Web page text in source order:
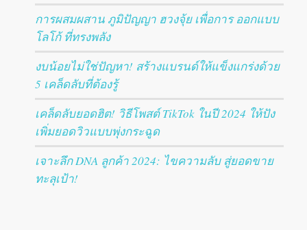
การผสมผสาน ภูมิปัญญา ฮวงจุ้ย เพื่อการ ออกแบบ
โลโก้ ที่ทรงพลัง
งบน้อยไม่ใช่ปัญหา! สร้างแบรนด์ให้แข็งแกร่งด้วย
5 เคล็ดลับที่ต้องรู้
เคล็ดลับยอดฮิต! วิธีโพสต์ TikTok ในปี 2024 ให้ปัง
เพิ่มยอดวิวแบบพุ่งกระฉูด
เจาะลึก DNA ลูกค้า 2024: ไขความลับ สู่ยอดขาย
ทะลุเป้า!